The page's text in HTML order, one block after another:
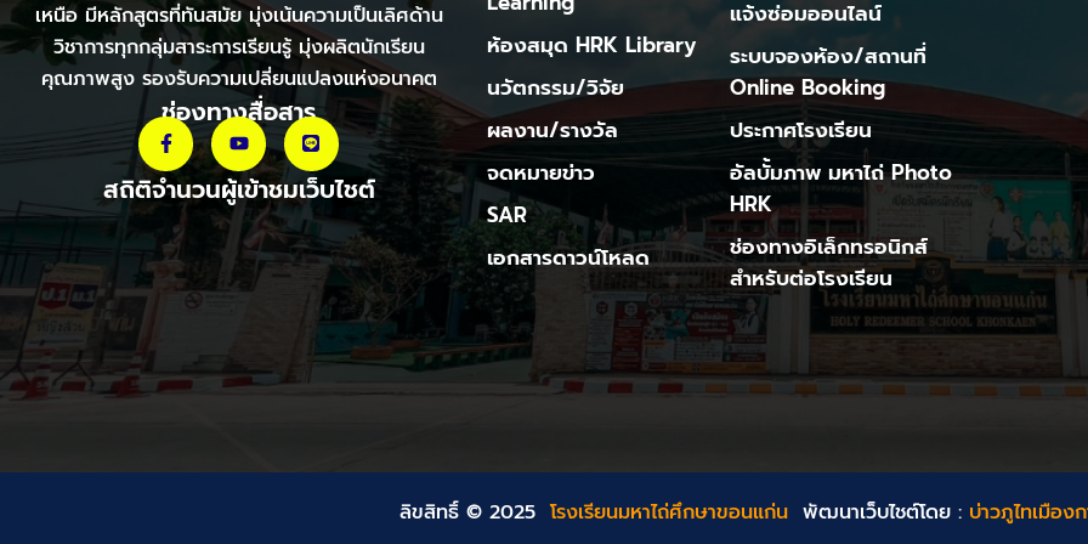
เหนือ มีหลักสูตรที่ทันสมัย มุ่งเน้นความเป็นเลิศด้าน
วิชาการทุกกลุ่มสาระการเรียนรู้ มุ่งผลิตนักเรียน
คุณภาพสูง รองรับความเปลี่ยนแปลงแห่งอนาคต
ช่องทางสื่อสาร
สถิติจำนวนผู้เข้าชมเว็บไชต์
ห้องสมุด HRK Library
นวัตกรรม/วิจัย
ผลงาน/รางวัล
จดหมายข่าว
SAR
เอกสารดาวน์โหลด
แจ้งซ่อมออนไลน์
ระบบจองห้อง/สถานที่
Online Booking
ประกาศโรงเรียน
อัลบั้มภาพ มหาไถ่ Photo
HRK
ช่องทางอิเล็กทรอนิกส์
สำหรับต่อโรงเรียน
ลิขสิทธิ์ © 2025โรงเรียนมหาไถ่ศึกษาขอนแก่นพัฒนาเว็บไชต์โดย : บ่าวภูไทเมือง